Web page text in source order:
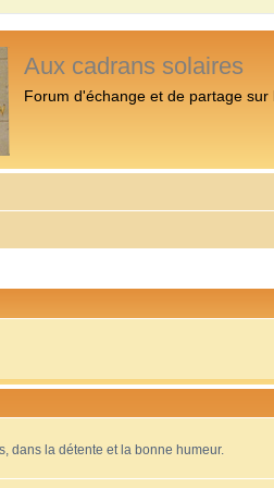
Aux cadrans solaires
Forum d'échange et de partage sur
dans la détente et la bonne humeur.